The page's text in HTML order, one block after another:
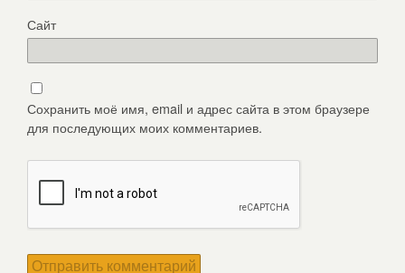
Сайт
Сохранить моё имя, email и адрес сайта в этом браузере
для последующих моих комментариев.